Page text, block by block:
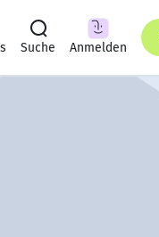
Suche Anmelden